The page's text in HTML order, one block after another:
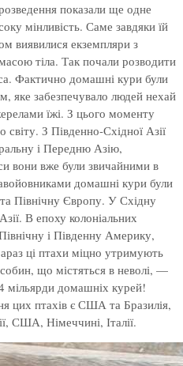
показали ще одне
мінливість. Саме завдяки їй
виявилися екземпляри з
тіла. Так почали розводити
Фактично домашні кури були
яке забезпечувало людей нехай
їжі. З цього моменту
З Південно-Східної Азії
і Передню Азію,
вони вже були звичайними в
домашні кури були
Північну Європу. У Східну
В епоху колоніальних
і Південну Америку,
ці птахи міцно утримують
що містяться в неволі, —
мільярди домашніх курей!
цих птахів є США та Бразилія,
США, Німеччині, Італії.